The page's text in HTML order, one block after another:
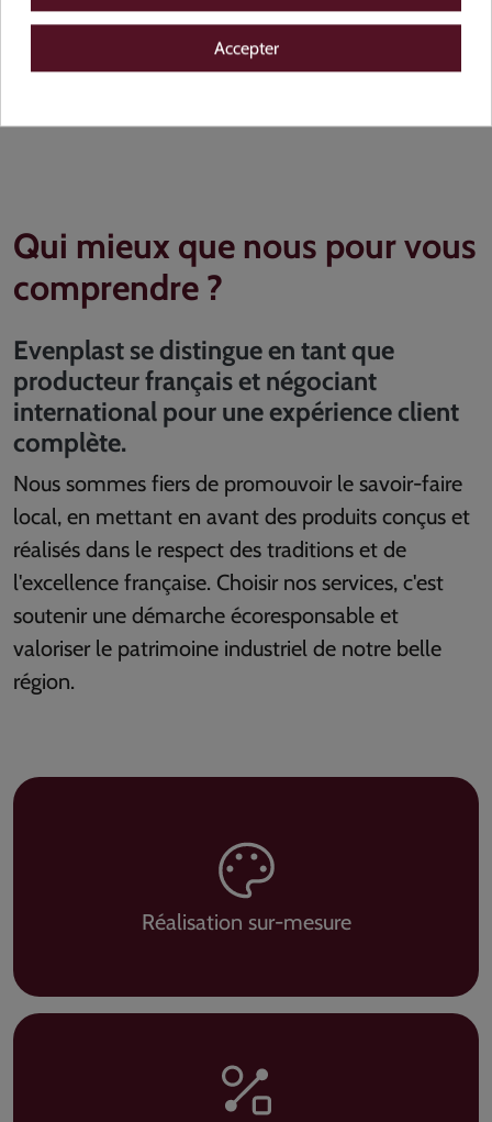
Qui mieux que nous pour vous
comprendre ?
Evenplast se distingue en tant que
producteur français et négociant
international pour une expérience client
complète.
Nous sommes fiers de promouvoir le savoir-faire
local, en mettant en avant des produits conçus et
réalisés dans le respect des traditions et de
l'excellence française. Choisir nos services, c'est
soutenir une démarche écoresponsable et
valoriser le patrimoine industriel de notre belle
région.
Réalisation sur-mesure
Accepter